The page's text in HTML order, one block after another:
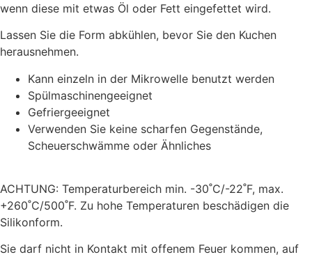
wenn diese mit etwas Öl oder Fett eingefettet wird.
Lassen Sie die Form abkühlen, bevor Sie den Kuchen
herausnehmen.
Kann einzeln in der Mikrowelle benutzt werden
Spülmaschinengeeignet
Gefriergeeignet
Verwenden Sie keine scharfen Gegenstände,
Scheuerschwämme oder Ähnliches
ACHTUNG: Temperaturbereich min. -30˚C/-22˚F, max.
+260˚C/500˚F. Zu hohe Temperaturen beschädigen die
Silikonform.
Sie darf nicht in Kontakt mit offenem Feuer kommen, auf